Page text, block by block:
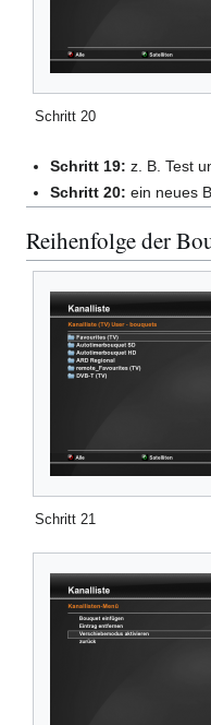
Schritt 20
Schritt 19: z. B. Test
Schritt 20: ein neues
Reihenfolge der
Schritt 21